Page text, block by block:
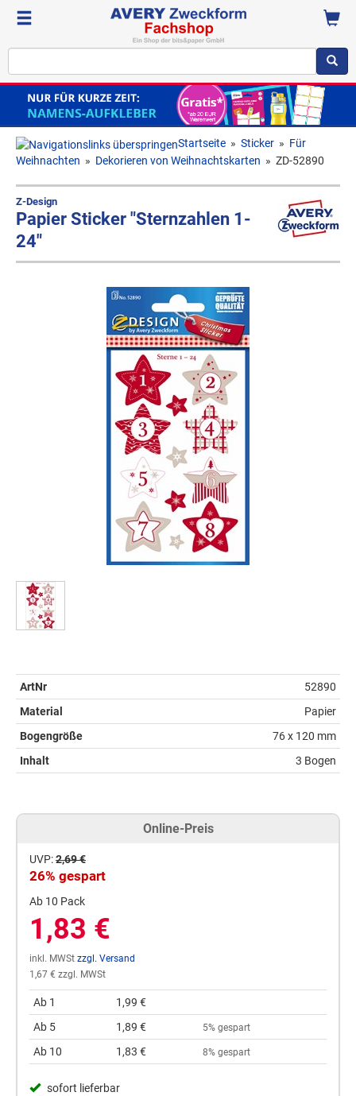
Startseite » Sticker » Für
Weihnachten » Dekorieren von Weihnachtskarten » ZD-52890
Z-Design
Papier Sticker "Sternzahlen 1-
24"
ArtNr
52890
Material
Papier
Bogengröße
76 x 120 mm
Inhalt
3 Bogen
Online-Preis
UVP:2,69 €
26% gespart
Ab 10 Pack
1,83 €
inkl. MWSt zzgl. Versand
1,67 € zzgl. MWSt
Ab 1
1,99 €
Ab 5
1,89 € 5% gespart
Ab 10 1,83 € 8% gespart
sofort lieferbar